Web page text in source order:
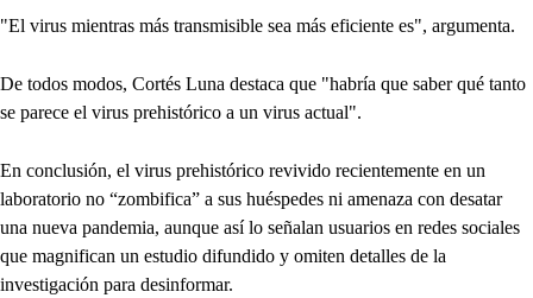
"El virus mientras más transmisible sea más eficiente es", argumenta.
De todos modos, Cortés Luna destaca que "habría que saber qué tanto
se parece el virus prehistórico a un virus actual".
En conclusión, el virus prehistórico revivido recientemente en un
laboratorio no “zombifica” a sus huéspedes ni amenaza con desatar
una nueva pandemia, aunque así lo señalan usuarios en redes sociales
que magnifican un estudio difundido y omiten detalles de la
investigación para desinformar.